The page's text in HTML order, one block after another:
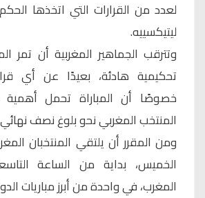
لعدد من القرارات التي اتخذها
ليتيكسييه.
وتترقب الجماهير المغربية أن تمر
تحكيمية هادئة، بعيدًا عن أي
خصوصًا أن المباراة تحمل
المنتخب المغربي نحو بلوغ نصف
ومن المقرر أن يلتقي المنتخبان
الخميس، بداية من الساعة
المغرب، في واحدة من أبرز مباريات